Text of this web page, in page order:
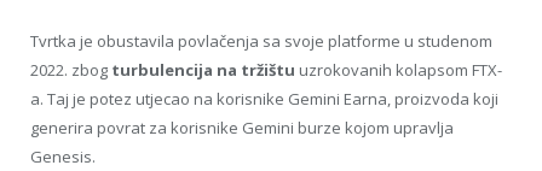
Tvrtka je obustavila povlačenja sa svoje platforme u studenom
2022. zbog turbulencija na tržištu uzrokovanih kolapsom FTX-
a. Taj je potez utjecao na korisnike Gemini Earna, proizvoda koji
generira povrat za korisnike Gemini burze kojom upravlja
Genesis.